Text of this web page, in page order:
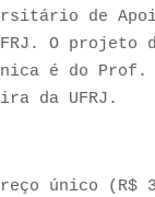
de
O projeto
é do Prof.
da UFRJ.
único (R$